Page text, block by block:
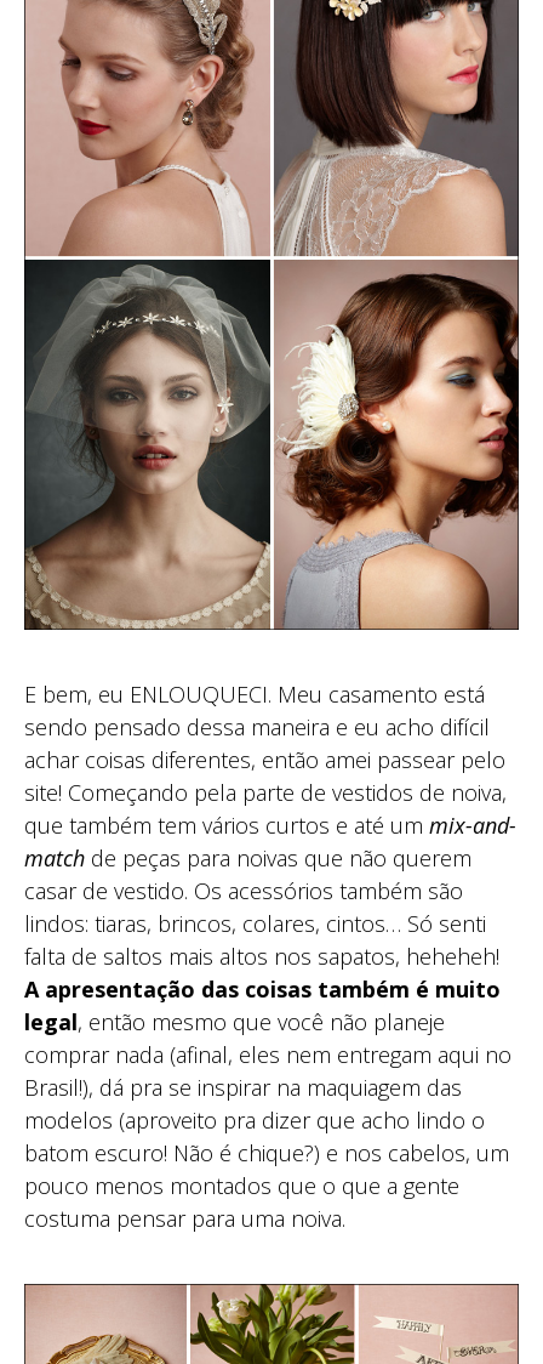
E bem, eu ENLOUQUECI. Meu casamento está
sendo pensado dessa maneira e eu acho difícil
achar coisas diferentes, então amei passear pelo
site! Começando pela parte de vestidos de noiva,
que também tem vários curtos e até um mix-and-
match de peças para noivas que não querem
casar de vestido. Os acessórios também são
lindos: tiaras, brincos, colares, cintos… Só senti
falta de saltos mais altos nos sapatos, heheheh!
A apresentação das coisas também é muito
legal, então mesmo que você não planeje
comprar nada (afinal, eles nem entregam aqui no
Brasil!), dá pra se inspirar na maquiagem das
modelos (aproveito pra dizer que acho lindo o
batom escuro! Não é chique?) e nos cabelos, um
pouco menos montados que o que a gente
costuma pensar para uma noiva.